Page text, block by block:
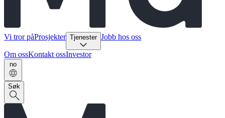
Vi tror påProsjekter Tjenester Jobb hos oss
Om ossKontakt ossInvestor
no
Søk